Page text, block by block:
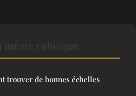
trouver de bonnes échelles